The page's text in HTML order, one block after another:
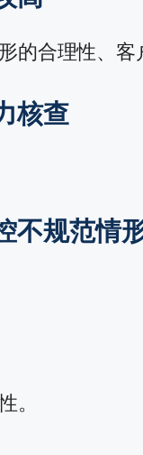
的合理性、
核查
不规范情
。